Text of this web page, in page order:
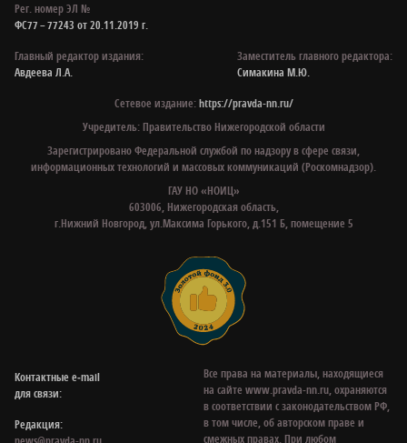
Рег. номер ЭЛ №
ФС77 – 77243 от 20.11.2019 г.
Главный редактор издания:
Авдеева Л.А.
Заместитель главного редактора:
Симакина М.Ю.
Сетевое издание:https://pravda-nn.ru/
Учредитель: Правительство Нижегородской области
Зарегистрировано Федеральной службой по надзору в сфере связи,
информационных технологий и массовых коммуникаций (Роскомнадзор).
ГАУ НО «НОИЦ»
603006, Нижегородская область,
г.Нижний Новгород, ул.Максима Горького, д.151 Б, помещение 5
Контактные e‑mail
для связи:
Редакция:
Все права на материалы, находящиеся
на сайте www.pravda-nn.ru, охраняются
в соответствии с законодательством РФ,
в том числе, об авторском праве и
смежных правах. При любом